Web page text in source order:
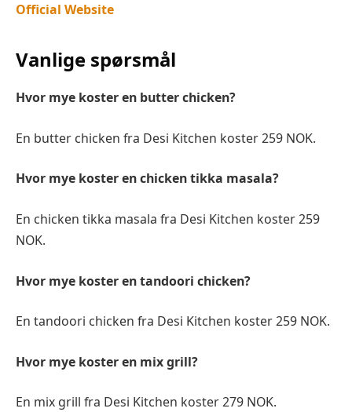
Official Website
Vanlige spørsmål
Hvor mye koster en butter chicken?
En butter chicken fra Desi Kitchen koster 259 NOK.
Hvor mye koster en chicken tikka masala?
En chicken tikka masala fra Desi Kitchen koster 259
NOK.
Hvor mye koster en tandoori chicken?
En tandoori chicken fra Desi Kitchen koster 259 NOK.
Hvor mye koster en mix grill?
En mix grill fra Desi Kitchen koster 279 NOK.